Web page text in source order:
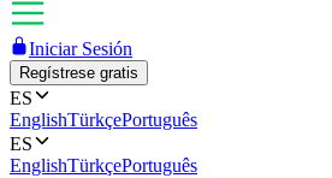
Iniciar Sesión
Regístrese gratis
ES
EnglishTürkçePortuguês
ES
EnglishTürkçePortuguês